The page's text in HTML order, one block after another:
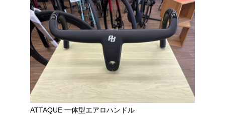
ATTAQUE 一体型エアロハンドル